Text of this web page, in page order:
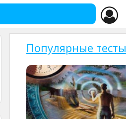
Популярные тесты